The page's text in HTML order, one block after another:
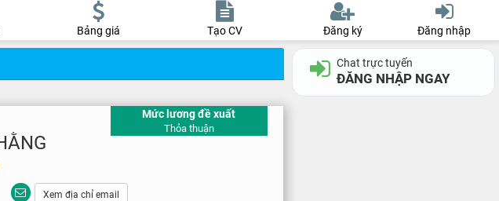
Bảng giá Tạo CV Đăng ký Đăng nhập
Xem địa chỉ email
Mức lương đề xuất
Thỏa thuận
Chat trực tuyến
ĐĂNG NHẬP NGAY